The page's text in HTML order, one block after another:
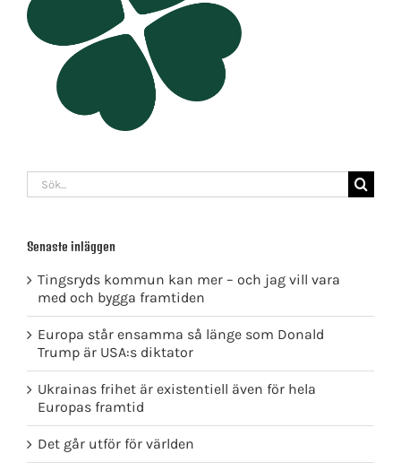
Sök
efter:
Senaste inläggen
Tingsryds kommun kan mer – och jag vill vara
med och bygga framtiden
Europa står ensamma så länge som Donald
Trump är USA:s diktator
Ukrainas frihet är existentiell även för hela
Europas framtid
Det går utför för världen